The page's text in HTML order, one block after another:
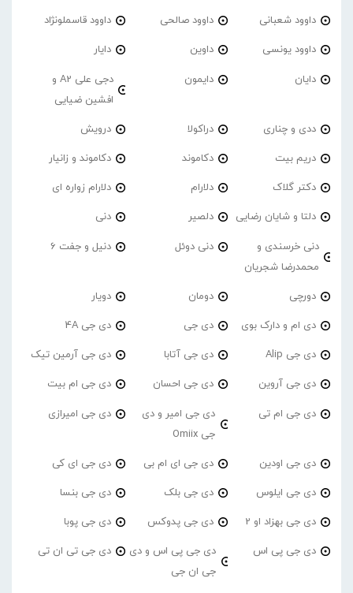
داوود شعبانی داوود صالحی داوود قاسملونژاد
داوود یونسی داوین دایار
دایان دایمون
دجی علی A2 و
افشین ضیایی
ددی و چناری دراکولا درویش
دریم بیت دکاموند دکاموند و زانیار
دکتر گلاک دلارام دلارام زواره ای
دلتا و شایان رضایی دلصیر دنی
دنی خرسندی و
محمدرضا شجریان
دنی دوئل دنیل و جفت 6
دورچی دومان دویار
دی ام و دارک بوی دی جی دی جی 4A
دی جی Alip دی جی آتابا دی جی آرمین تیک
دی جی آروین دی جی احسان دی جی ام بیت
دی جی ام تی
دی جی امیر و دی
جی Omiix
دی جی امیرازی
دی جی اودین دی جی ای ام بی دی جی ای کی
دی جی ایلوس دی جی بلک دی جی بنسا
دی جی بهزاد او 2 دی جی پدوکس دی جی پوبا
دی جی پی اس
دی جی پی اس و دی
جی ان جی
دی جی تی ان تی